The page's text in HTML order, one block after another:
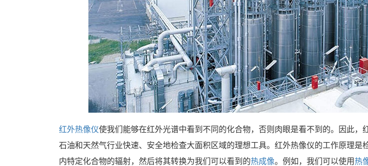
红外热像仪使我们能够在红外光谱中看到不同的化合物，否则肉眼是看不到的。因此，
石油和天然气行业快速、安全地检查大面积区域的理想工具。红外热像仪的工作原理是
内特定化合物的辐射，然后将其转换为我们可以看到的热成像。例如，我们可以使用热